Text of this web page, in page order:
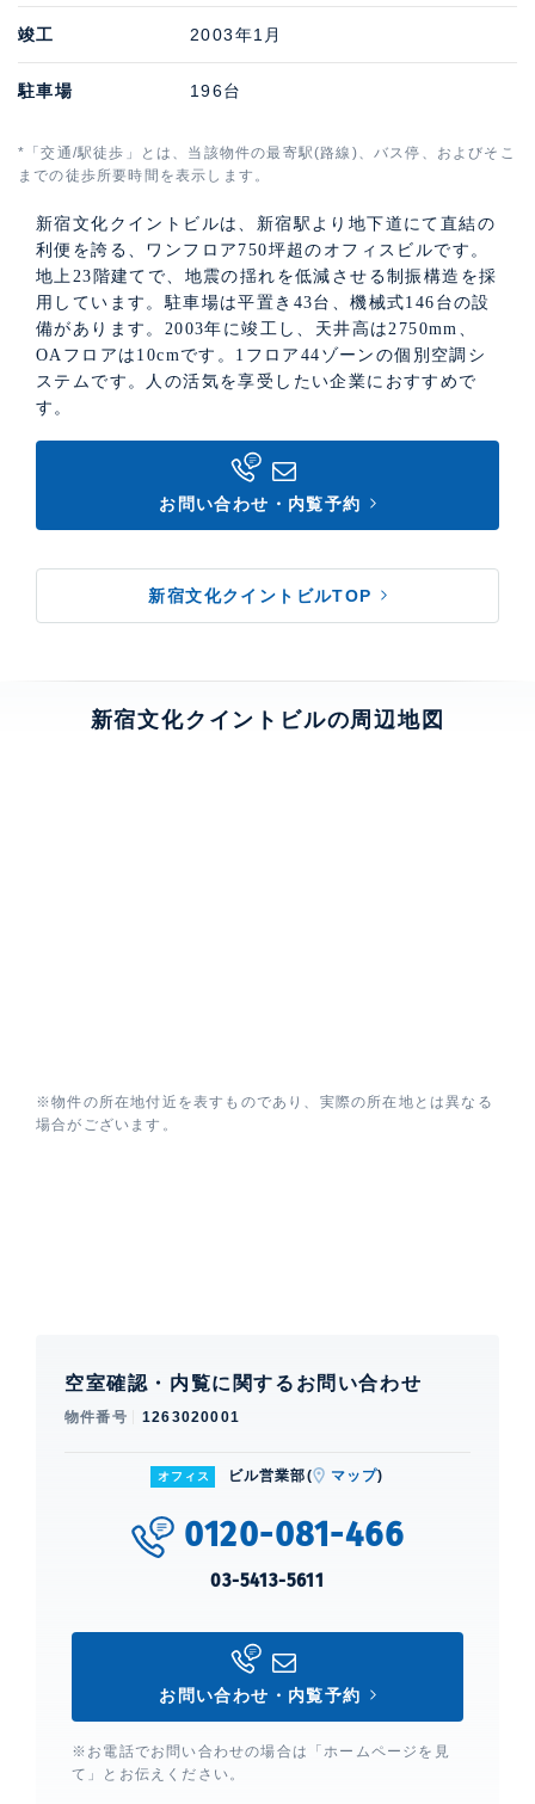
竣工 2003年1月
駐車場 196台
*「交通/駅徒歩」とは、当該物件の最寄駅(路線)、バス停、およびそこ
までの徒歩所要時間を表示します。
新宿文化クイントビルは、新宿駅より地下道にて直結の
利便を誇る、ワンフロア750坪超のオフィスビルです。
地上23階建てで、地震の揺れを低減させる制振構造を採
用しています。駐車場は平置き43台、機械式146台の設
備があります。2003年に竣工し、天井高は2750mm、
OAフロアは10cmです。1フロア44ゾーンの個別空調シ
ステムです。人の活気を享受したい企業におすすめで
す。
お問い合わせ・内覧予約
新宿文化クイントビルTOP
新宿文化クイントビルの周辺地図
※物件の所在地付近を表すものであり、実際の所在地とは異なる
場合がございます。
空室確認・内覧に関するお問い合わせ
物件番号 1263020001
オフィス ビル営業部( マップ)
0120-081-466
03-5413-5611
お問い合わせ・内覧予約
※お電話でお問い合わせの場合は「ホームページを見
て」とお伝えください。